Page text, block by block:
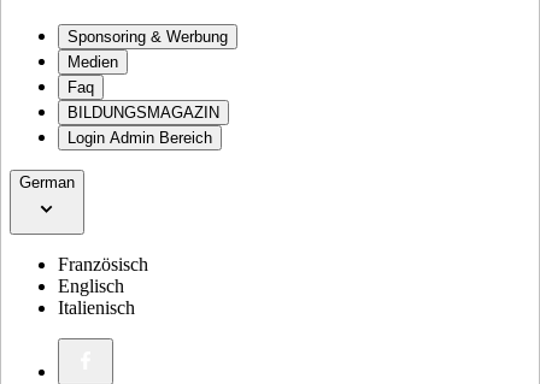
Sponsoring & Werbung
Medien
Faq
BILDUNGSMAGAZIN
Login Admin Bereich
German
Französisch
Englisch
Italienisch